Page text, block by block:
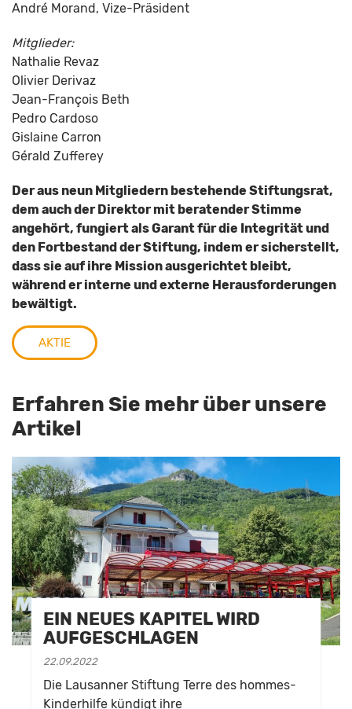
AKTIE
André Morand, Vize-Präsident
Mitglieder:
Nathalie Revaz
Olivier Derivaz
Jean-François Beth
Pedro Cardoso
Gislaine Carron
Gérald Zufferey
Der aus neun Mitgliedern bestehende Stiftungsrat,
dem auch der Direktor mit beratender Stimme
angehört, fungiert als Garant für die Integrität und
den Fortbestand der Stiftung, indem er sicherstellt,
dass sie auf ihre Mission ausgerichtet bleibt,
während er interne und externe Herausforderungen
bewältigt.
Erfahren Sie mehr über unsere
Artikel
EIN NEUES KAPITEL WIRD
AUFGESCHLAGEN
22.09.2022
Die Lausanner Stiftung Terre des hommes-
Kinderhilfe kündigt ihre